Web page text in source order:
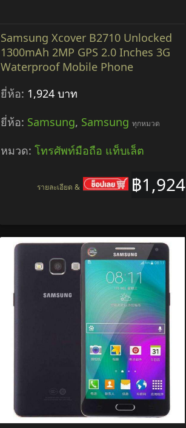
Samsung Xcover B2710 Unlocked
1300mAh 2MP GPS 2.0 Inches 3G
Waterproof Mobile Phone
ยี่ห้อ: 1,924 บาท
ยี่ห้อ: Samsung, Samsung ทุกหมวด
หมวด: โทรศัพท์มือถือ แท็บเล็ต
฿1,924
รายละเอียด &